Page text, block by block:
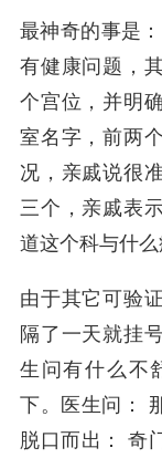
最神奇的事是
有健康问题，
个宫位，并明
室名字，前两
况，亲戚说很
三个，亲戚表
道这个科与什么
由于其它可验
隔了一天就挂
生问有什么不
下。医生问：
脱口而出： 奇